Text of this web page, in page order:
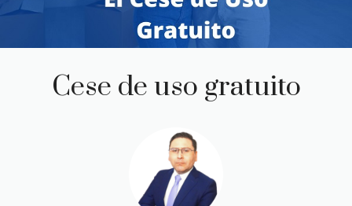
Cese de uso gratuito